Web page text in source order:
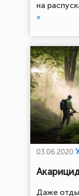
на
»
03.06.2020
Даже